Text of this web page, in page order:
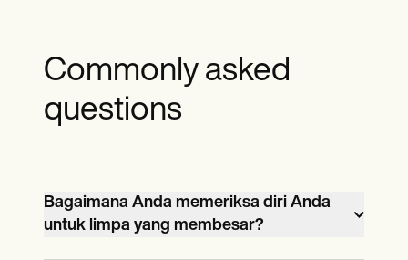
Commonly asked
questions
Bagaimana Anda memeriksa diri Anda
untuk limpa yang membesar?